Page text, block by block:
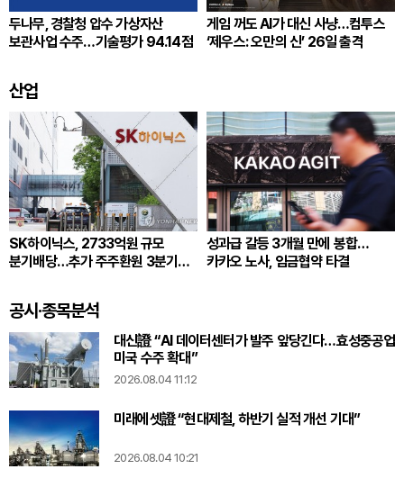
두나무, 경찰청 압수 가상자산
보관사업 수주…기술평가 94.14점
게임 꺼도 AI가 대신 사냥…컴투스
‘제우스: 오만의 신’ 26일 출격
산업
SK하이닉스, 2733억원 규모
분기배당…추가 주주환원 3분기
성과급 갈등 3개월 만에 봉합…
카카오 노사, 임금협약 타결
공시·종목분석
대신證 “AI 데이터센터가 발주 앞당긴다…효성중공업
미국 수주 확대”
2026.08.04 11:12
미래에셋證 “현대제철, 하반기 실적 개선 기대”
2026.08.04 10:21